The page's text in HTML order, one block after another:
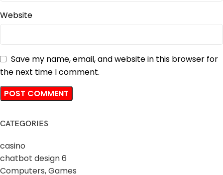
Website
Save my name, email, and website in this browser for
the next time I comment.
CATEGORIES
casino
chatbot design 6
Computers, Games